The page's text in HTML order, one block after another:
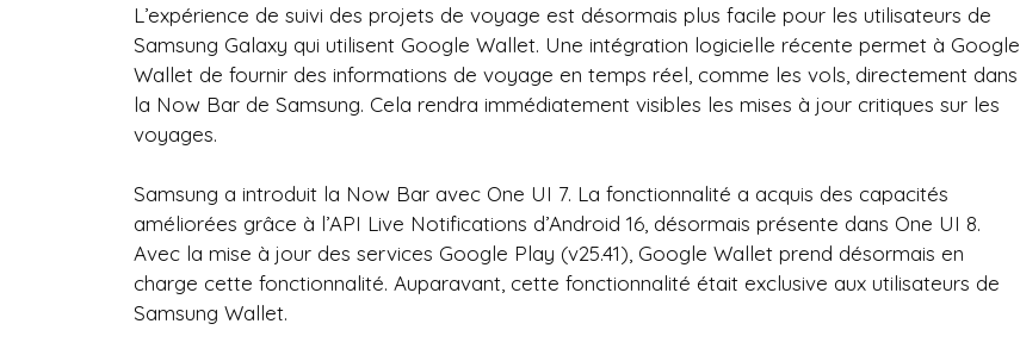
L’expérience de suivi des projets de voyage est désormais plus facile pour les utilisateurs de
Samsung Galaxy qui utilisent Google Wallet. Une intégration logicielle récente permet à Google
Wallet de fournir des informations de voyage en temps réel, comme les vols, directement dans
la Now Bar de Samsung. Cela rendra immédiatement visibles les mises à jour critiques sur les
voyages.
Samsung a introduit la Now Bar avec One UI 7. La fonctionnalité a acquis des capacités
améliorées grâce à l’API Live Notifications d’Android 16, désormais présente dans One UI 8.
Avec la mise à jour des services Google Play (v25.41), Google Wallet prend désormais en
charge cette fonctionnalité. Auparavant, cette fonctionnalité était exclusive aux utilisateurs de
Samsung Wallet.